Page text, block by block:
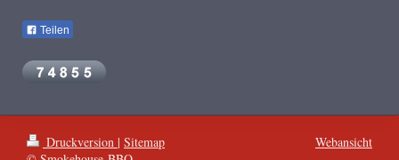
Teilen
Druckversion | Sitemap
Webansicht